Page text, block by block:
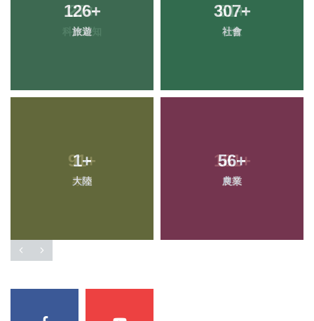
126+
旅遊
307+
社會
1+
大陸
56+
農業